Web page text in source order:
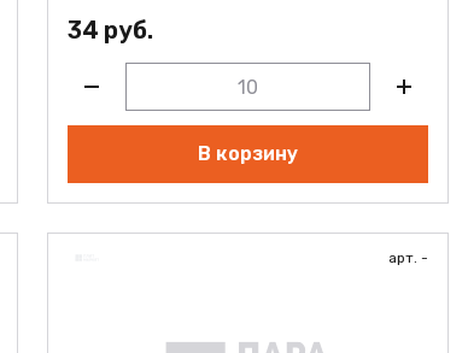
34 руб.
В корзину
арт. -